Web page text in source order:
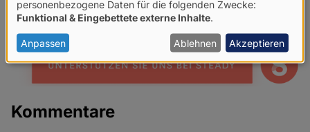
Seite derHochschulgruppe Säkularer Humanismus
Kommentare
Verwendung
von
personenbezogenen
Daten
und
Cookies
personenbezogene Daten für die folgenden Zwecke:
Funktional & Eingebettete externe Inhalte.
Anpassen Ablehnen Akzeptieren